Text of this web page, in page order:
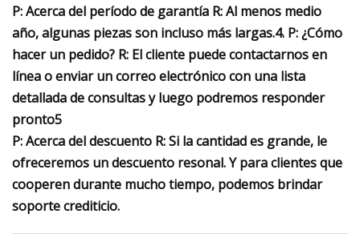
P: Acerca del período de garantía R: Al menos medio
año, algunas piezas son incluso más largas.4. P: ¿Cómo
hacer un pedido? R: El cliente puede contactarnos en
línea o enviar un correo electrónico con una lista
detallada de consultas y luego podremos responder
pronto5
P: Acerca del descuento R: Si la cantidad es grande, le
ofreceremos un descuento resonal. Y para clientes que
cooperen durante mucho tiempo, podemos brindar
soporte crediticio.